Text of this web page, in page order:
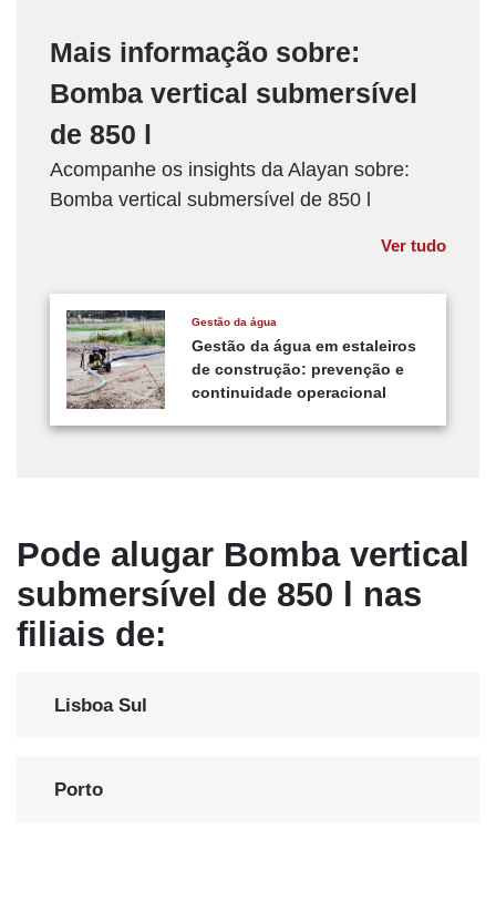
Mais informação sobre:
Bomba vertical submersível
de 850 l
Ver tudo
Acompanhe os insights da Alayan sobre:
Bomba vertical submersível de 850 l
Gestão da água
Gestão da água em estaleiros
de construção: prevenção e
continuidade operacional
Pode alugar Bomba vertical
submersível de 850 l nas
filiais de:
Lisboa Sul
Porto